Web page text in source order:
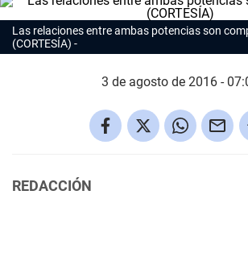
Las relaciones entre ambas potencias son
(CORTESÍA)
3 de agosto de 2016 -
REDACCIÓN